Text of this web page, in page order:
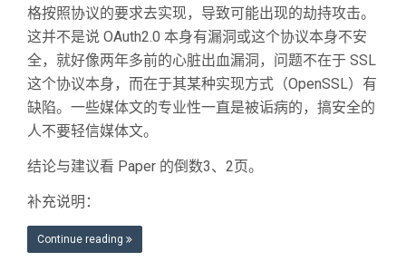
格按照协议的要求去实现，导致可能出现的劫持攻击。
这并不是说 OAuth2.0 本身有漏洞或这个协议本身不安
全，就好像两年多前的心脏出血漏洞，问题不在于 SSL
这个协议本身，而在于其某种实现方式（OpenSSL）有
缺陷。一些媒体文的专业性一直是被诟病的，搞安全的
人不要轻信媒体文。
结论与建议看 Paper 的倒数3、2页。
补充说明：
Continue reading